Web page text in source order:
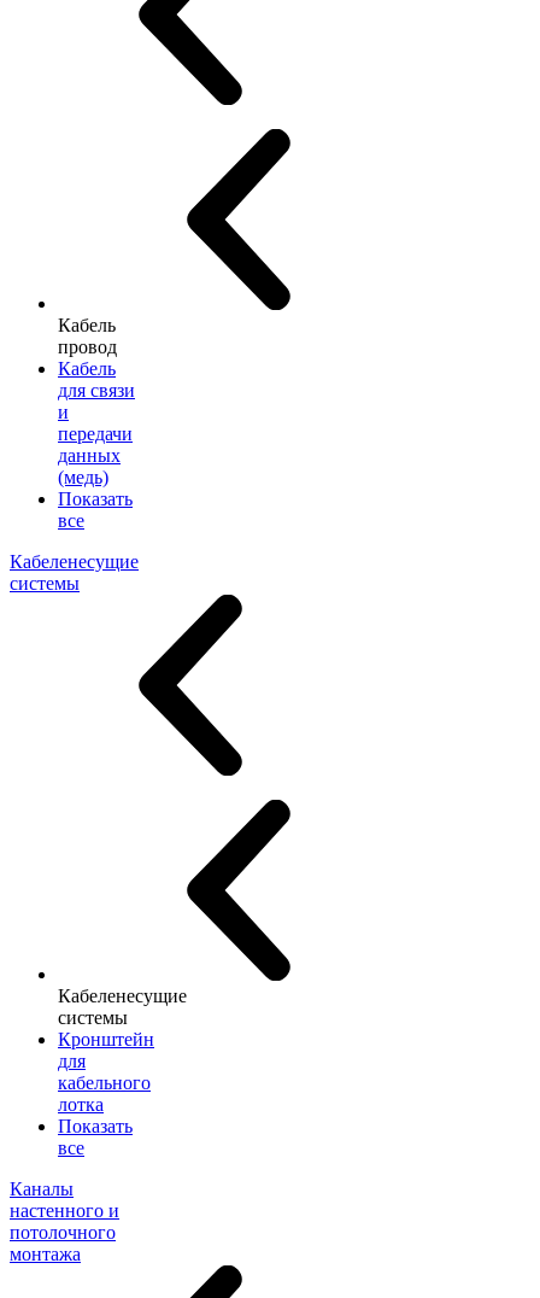
Кабель
провод
Кабель
для связи
и
передачи
данных
(медь)
Показать
все
Кабеленесущие
системы
Кабеленесущие
системы
Кронштейн
для
кабельного
лотка
Показать
все
Каналы
настенного и
потолочного
монтажа